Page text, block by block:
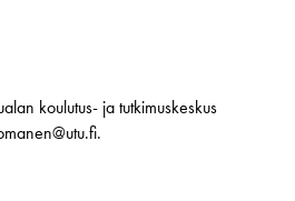
koulutus- ja tutkimuskeskus